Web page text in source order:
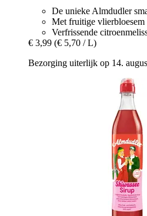
De unieke Almdudler
Met fruitige vlierbloesem
Verfrissende
€ 3,99 (€ 5,70 / L)
Bezorging uiterlijk op 14.